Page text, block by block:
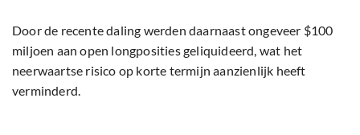
Door de recente daling werden daarnaast ongeveer $100
miljoen aan open longposities geliquideerd, wat het
neerwaartse risico op korte termijn aanzienlijk heeft
verminderd.